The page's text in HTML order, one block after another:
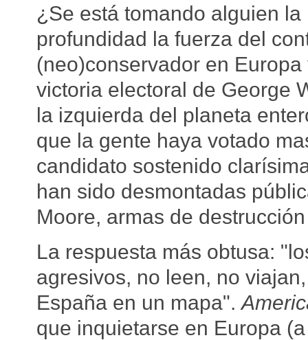
¿Se está tomando alguien
profundidad la fuerza del
(neo)conservador en
victoria electoral de George
la izquierda del planeta
que la gente haya votado
candidato sostenido
han sido desmontadas
Moore, armas de
La respuesta más obtusa:
agresivos, no leen, no
España en un mapa".
que inquietarse en Europa